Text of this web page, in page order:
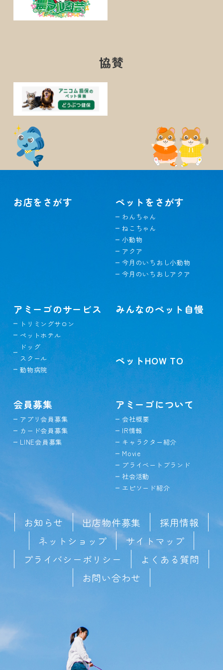
協賛
お店をさがす ペットをさがす
わんちゃん
ねこちゃん
小動物
アクア
今月のいちおし小動物
今月のいちおしアクア
アミーゴのサービス
トリミングサロン
ペットホテル
ドッグ
スクール
動物病院
みんなのペット自慢
ペットHOW TO
会員募集
アプリ会員募集
カード会員募集
LINE会員募集
アミーゴについて
会社概要
IR情報
キャラクター紹介
Movie
プライベートブランド
社会活動
エピソード紹介
お知らせ 出店物件募集
採用情報
ネットショップ
サイトマップ
プライバシーポリシー
よくある質問
お問い合わせ